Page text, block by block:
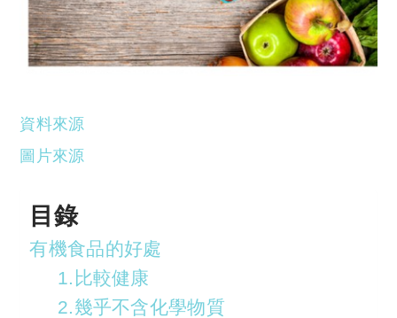
資料來源
圖片來源
目錄
有機食品的好處
1.比較健康
2.幾乎不含化學物質